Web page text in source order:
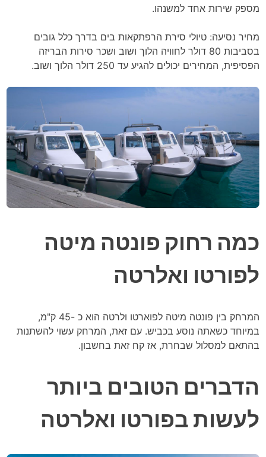
מספק שירות אחד למשנהו.
מחיר נסיעה: טיולי סירת הרפתקאות בים בדרך כלל גובים
בסביבות 80 דולר לחוויה הלוך ושוב ושכר סירות הבריזה
הפסיפית, המחירים יכולים להגיע עד 250 דולר הלוך ושוב.
כמה רחוק פונטה מיטה
לפורטו ואלרטה
המרחק בין פונטה מיטה לפוארטו ולרטה הוא כ -45 ק"מ,
במיוחד כשאתה נוסע בכביש. עם זאת, המרחק עשוי להשתנות
בהתאם למסלול שבחרת, אז קח זאת בחשבון.
הדברים הטובים ביותר
לעשות בפורטו ואלרטה